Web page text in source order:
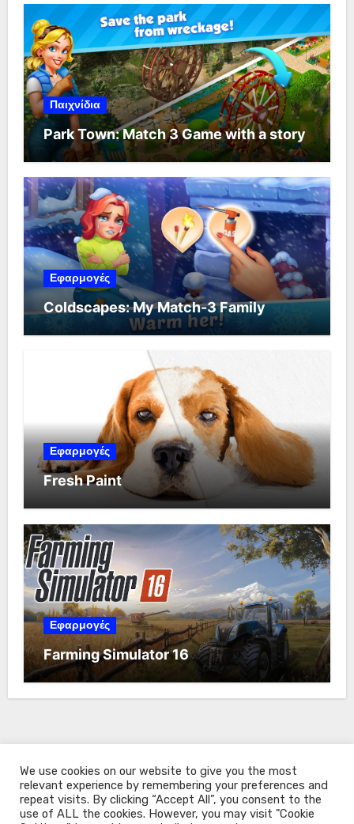
Παιχνίδια
Park Town: Match 3 Game with a story
Εφαρμογές
Coldscapes: My Match-3 Family
Εφαρμογές
Fresh Paint
Εφαρμογές
Farming Simulator 16
We use cookies on our website to give you the most
relevant experience by remembering your preferences and
repeat visits. By clicking “Accept All”, you consent to the
use of ALL the cookies. However, you may visit "Cookie